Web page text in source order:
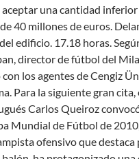
una cantidad inferior
40 millones de euros.
edificio. 17.18 horas.
director de fútbol del
los agentes de Cengiz
Para la siguiente gran cita,
Carlos Queiroz
Mundial de Fútbol de
ofensivo que destaca